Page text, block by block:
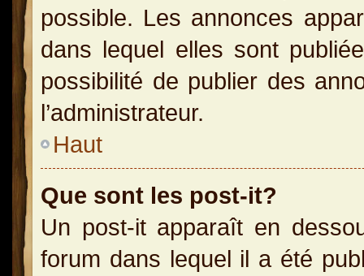
possible. Les annonces
dans lequel elles sont
possibilité de publier des
l’administrateur.
Haut
Que sont les post-it?
Un post-it apparaît en
forum dans lequel il a été